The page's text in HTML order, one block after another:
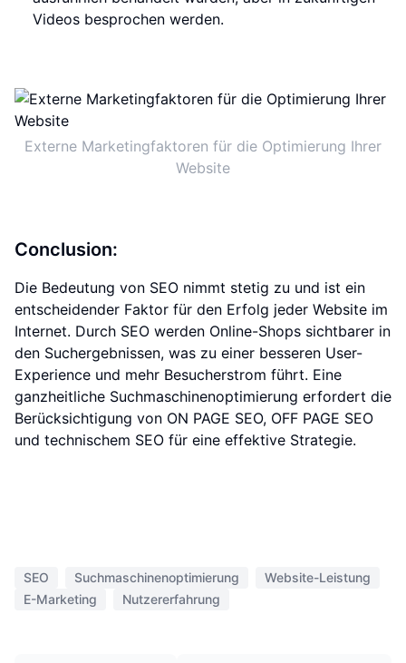
Videos besprochen werden.
Externe Marketingfaktoren für die Optimierung Ihrer
Website
Conclusion:
Die Bedeutung von SEO nimmt stetig zu und ist ein
entscheidender Faktor für den Erfolg jeder Website im
Internet. Durch SEO werden Online-Shops sichtbarer in
den Suchergebnissen, was zu einer besseren User-
Experience und mehr Besucherstrom führt. Eine
ganzheitliche Suchmaschinenoptimierung erfordert die
Berücksichtigung von ON PAGE SEO, OFF PAGE SEO
und technischem SEO für eine effektive Strategie.
SEO Suchmaschinenoptimierung
Website-Leistung
E-Marketing
Nutzererfahrung